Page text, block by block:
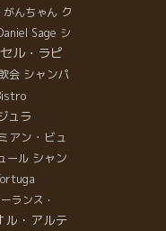
がんちゃん ク
Sage シ
ル・ラピ
会 シャンパ
ュラ
アン・ビュ
ール シャン
ランス・
ル・アルテ